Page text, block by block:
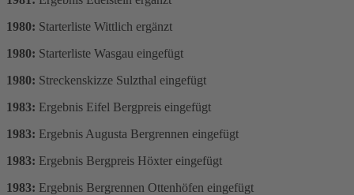
1980: Starterliste Wittlich ergänzt
1980: Starterliste Wasgau eingefügt
1980: Streckenskizze Sulzthal eingefügt
1983: Ergebnis Eifel Bergpreis eingefügt
1983: Ergebnis Augusta Bergrennen eingefügt
1983: Ergebnis Bergpreis Höxter eingefügt
1983: Ergebnis Bergrennen Ottenhöfen eingefügt